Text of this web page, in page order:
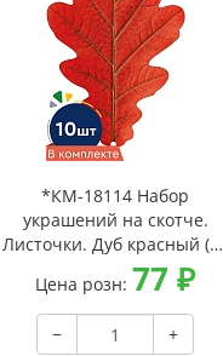
*КМ-18114 Набор
украшений на скотче.
Листочки. Дуб красный (10
шт. в наборе,
двухсторонняя, ВД-лак)
Цена розн: 77₽
−
+